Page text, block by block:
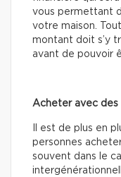
vous permettant
votre maison.
montant doit s’y
avant de pouvoir
Acheter avec des
Il est de plus en
personnes
souvent dans le